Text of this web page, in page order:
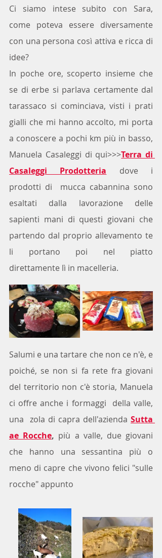
Ci siamo intese subito con Sara,
come poteva essere diversamente
con una persona così attiva e ricca di
idee?
In poche ore, scoperto insieme che
se di erbe si parlava certamente dal
tarassaco si cominciava, visti i prati
gialli che mi hanno accolto, mi porta
a conoscere a pochi km più in basso,
Manuela Casaleggi di qui>>>Terra di
Casaleggi Prodotteria dove i
prodotti di  mucca cabannina sono
esaltati dalla lavorazione delle
sapienti mani di questi giovani che
partendo dal proprio allevamento te
li portano poi nel piatto
direttamente lì in macelleria.
Salumi e una tartare che non ce n'è, e
poiché, se non si fa rete fra giovani
del territorio non c'è storia, Manuela
ci offre anche i formaggi  della valle,
una  zola di capra dell'azienda Sutta
ae Rocche, più a valle, due giovani
che hanno una sessantina più o
meno di capre che vivono felici "sulle
rocche" appunto